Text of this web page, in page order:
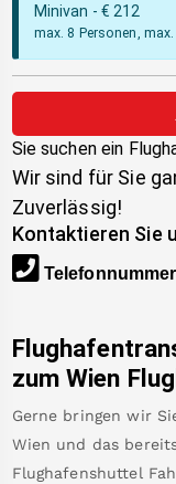
Minivan - € 212
max. 8 Personen,
Sie suchen ein
Wir sind für Sie
Zuverlässig!
Kontaktieren Sie
Telefonnummer
zum Wien
Gerne bringen wir
Wien und das
Flughafenshuttel